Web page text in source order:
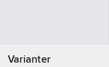
Varianter